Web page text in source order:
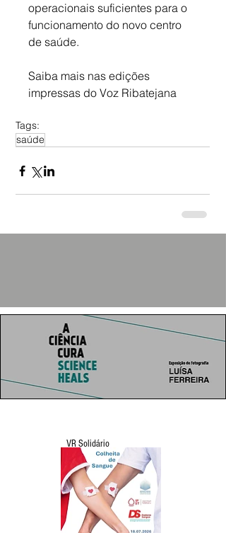
operacionais suficientes para o
funcionamento do novo centro
de saúde.
Saiba mais nas edições
impressas do Voz Ribatejana
Tags:
saúde
VR Solidário